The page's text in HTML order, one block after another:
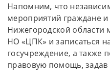
Напомним, что
мероприятий граждане
Нижегородской области
НО «ЦПК» и записаться
госучреждение, а также
правовую помощь, задав